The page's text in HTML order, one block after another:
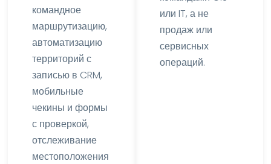
командное
маршрутизацию,
автоматизацию
территорий с
записью в CRM,
мобильные
чекины и формы
с проверкой,
отслеживание
местоположения
или IT, а не
продаж или
сервисных
операций.